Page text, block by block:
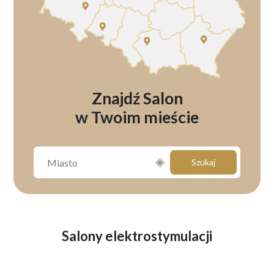
Znajdź Salon
w Twoim mieście
Szukaj
Salony elektrostymulacji